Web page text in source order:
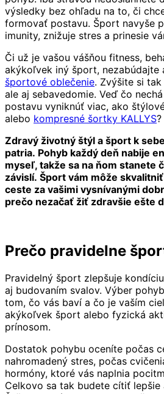
výsledky bez ohľadu na to, či
formovať postavu. Šport navyše
imunity, znižuje stres a prinesie
Či už je vašou vášňou fitness,
akýkoľvek iný šport, nezabúdajte
športové oblečenie. Zvýšite si
ale aj sebavedomie. Veď čo
postavu vyniknúť viac, ako
alebo kompresné šortky KALLYS?
Zdravý životný štýl a šport k
patria. Pohyb každý deň nabije
myseľ, takže sa na ňom stanete
závislí. Šport vám môže
ceste za vašimi vysnívanými
prečo nezačať žiť zdravšie ešte
Prečo pravidelne
Pravidelný šport zlepšuje
aj budovaním svalov. Výber
tom, čo vás baví a čo je vaším
akýkoľvek šport alebo fyzická
prínosom.
Dostatok pohybu oceníte počas
nahromadený stres, počas
hormóny, ktoré vás naplnia
Celkovo sa tak budete cítiť lepšie